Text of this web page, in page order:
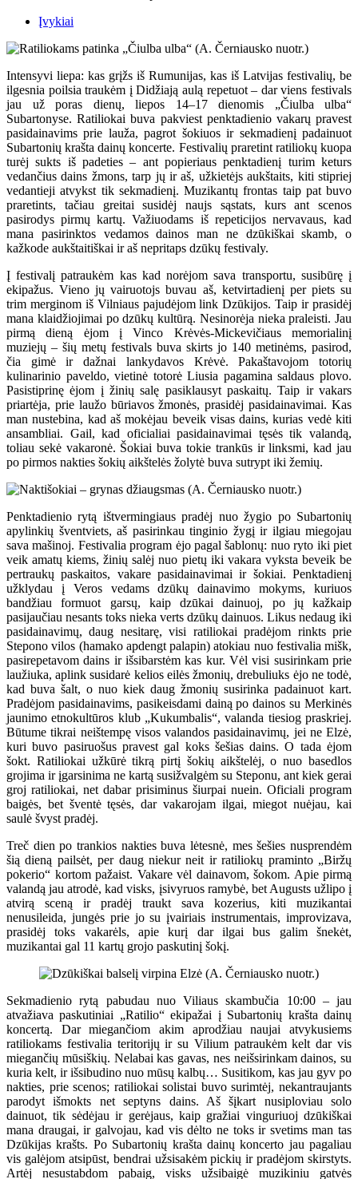
Įvykiai
Intensyvi liepa: kas grįžs iš Rumunijas, kas iš Latvijas festivalių, be
ilgesnia poilsia traukėm į Didžiają aulą repetuot – dar viens festivals
jau už poras dienų, liepos 14–17 dienomis „Čiulba ulba“
Subartonyse. Ratiliokai buva pakviest penktadienio vakarų pravest
pasidainavims prie lauža, pagrot šokiuos ir sekmadienį padainuot
Subartonių krašta dainų koncerte. Festivalių praretint ratiliokų kuopa
turėj sukts iš padeties – ant popieriaus penktadienį turim keturs
vedančius dains žmons, tarp jų ir aš, užkietėjs aukštaits, kiti stipriej
vedantieji atvykst tik sekmadienį. Muzikantų frontas taip pat buvo
praretints, tačiau greitai susidėj naujs sąstats, kurs ant scenos
pasirodys pirmų kartų. Važiuodams iš repeticijos nervavaus, kad
mana pasirinktos vedamos dainos man ne dzūkiškai skamb, o
kažkode aukštaitiškai ir aš nepritaps dzūkų festivaly.
Į festivalį patraukėm kas kad norėjom sava transportu, susibūrę į
ekipažus. Vieno jų vairuotojs buvau aš, ketvirtadienį per piets su
trim merginom iš Vilniaus pajudėjom link Dzūkijos. Taip ir prasidėj
mana klaidžiojimai po dzūkų kultūrą. Nesinorėja nieka praleisti. Jau
pirmą dieną ėjom į Vinco Krėvės-Mickevičiaus memorialinį
muziejų – šių metų festivals buva skirts jo 140 metinėms, pasirod,
čia gimė ir dažnai lankydavos Krėvė. Pakaštavojom totorių
kulinarinio paveldo, vietinė totorė Liusia pagamina saldaus plovo.
Pasistiprinę ėjom į žinių salę pasiklausyt paskaitų. Taip ir vakars
priartėja, prie laužo būriavos žmonės, prasidėj pasidainavimai. Kas
man nustebina, kad aš mokėjau beveik visas dains, kurias vedė kiti
ansambliai. Gail, kad oficialiai pasidainavimai tęsės tik valandą,
toliau sekė vakaronė. Šokiai buva tokie trankūs ir linksmi, kad jau
po pirmos nakties šokių aikštelės žolytė buva sutrypt iki žemių.
Penktadienio rytą ištvermingiaus pradėj nuo žygio po Subartonių
apylinkių šventviets, aš pasirinkau tinginio žygį ir ilgiau miegojau
sava mašinoj. Festivalia program ėjo pagal šablonų: nuo ryto iki piet
veik amatų kiems, žinių salėj nuo pietų iki vakara vyksta beveik be
pertraukų paskaitos, vakare pasidainavimai ir šokiai. Penktadienį
užklydau į Veros vedams dzūkų dainavimo mokyms, kuriuos
bandžiau formuot garsų, kaip dzūkai dainuoj, po jų kažkaip
pasijaučiau nesants toks nieka verts dzūkų dainuos. Likus nedaug iki
pasidainavimų, daug nesitarę, visi ratiliokai pradėjom rinkts prie
Stepono vilos (hamako apdengt palapin) atokiau nuo festivalia mišk,
pasirepetavom dains ir išsibarstėm kas kur. Vėl visi susirinkam prie
laužiuka, aplink susidarė kelios eilės žmonių, drebuliuks ėjo ne todė,
kad buva šalt, o nuo kiek daug žmonių susirinka padainuot kart.
Pradėjom pasidainavims, pasikeisdami dainą po dainos su Merkinės
jaunimo etnokultūros klub „Kukumbalis“, valanda tiesiog praskriej.
Būtume tikrai neištempę visos valandos pasidainavimų, jei ne Elzė,
kuri buvo pasiruošus pravest gal koks šešias dains. O tada ėjom
šokt. Ratiliokai užkūrė tikrą pirtį šokių aikštelėj, o nuo basedlos
grojima ir įgarsinima ne kartą susižvalgėm su Steponu, ant kiek gerai
groj ratiliokai, net dabar prisiminus šiurpai nuein. Oficiali program
baigės, bet šventė tęsės, dar vakarojam ilgai, miegot nuėjau, kai
saulė švyst pradėj.
Treč dien po trankios nakties buva lėtesnė, mes šešies nusprendėm
šią dieną pailsėt, per daug niekur neit ir ratiliokų praminto „Biržų
pokerio“ kortom pažaist. Vakare vėl dainavom, šokom. Apie pirmą
valandą jau atrodė, kad visks, įsivyruos ramybė, bet Augusts užlipo į
atvirą sceną ir pradėj traukt sava kozerius, kiti muzikantai
nenusileida, jungės prie jo su įvairiais instrumentais, improvizava,
prasidėj toks vakarėls, apie kurį dar ilgai bus galim šnekėt,
muzikantai gal 11 kartų grojo paskutinį šokį.
Sekmadienio rytą pabudau nuo Viliaus skambučia 10:00 – jau
atvažiava paskutiniai „Ratilio“ ekipažai į Subartonių krašta dainų
koncertą. Dar miegančiom akim aprodžiau naujai atvykusiems
ratiliokams festivalia teritorijų ir su Vilium patraukėm kelt dar vis
miegančių mūsiškių. Nelabai kas gavas, nes neišsirinkam dainos, su
kuria kelt, ir išsibudino nuo mūsų kalbų… Susitikom, kas jau gyv po
nakties, prie scenos; ratiliokai solistai buvo surimtėj, nekantraujants
parodyt išmokts net septyns dains. Aš šįkart nusiploviau solo
dainuot, tik sėdėjau ir gerėjaus, kaip gražiai vinguriuoj dzūkiškai
mana draugai, ir galvojau, kad vis dėlto ne toks ir svetims man tas
Dzūkijas krašts. Po Subartonių krašta dainų koncerto jau pagaliau
vis galėjom atsipūst, bendrai užsisakėm pickių ir pradėjom skirstyts.
Artėj nesustabdom pabaig, visks užsibaigė muzikiniu gatvės